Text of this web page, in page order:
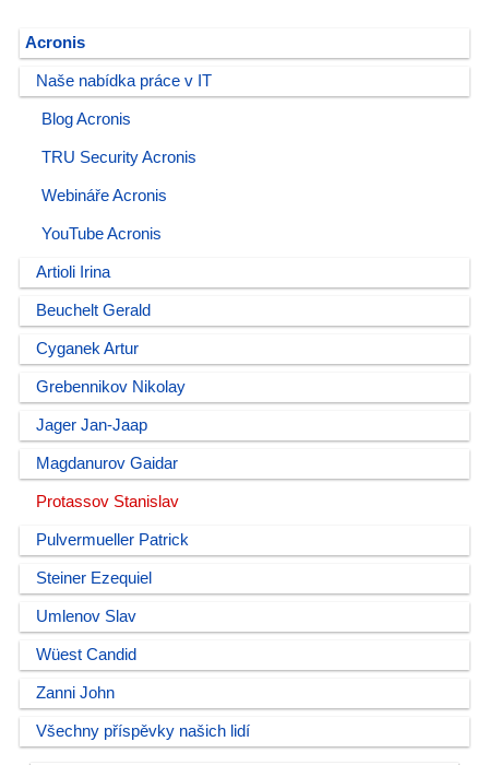
Acronis
Naše nabídka práce v IT
Blog Acronis
TRU Security Acronis
Webináře Acronis
YouTube Acronis
Artioli Irina
Beuchelt Gerald
Cyganek Artur
Grebennikov Nikolay
Jager Jan-Jaap
Magdanurov Gaidar
Protassov Stanislav
Pulvermueller Patrick
Steiner Ezequiel
Umlenov Slav
Wüest Candid
Zanni John
Všechny příspěvky našich lidí